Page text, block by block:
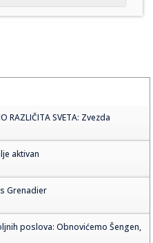
RAZLIČITA SVETA: Zvezda
aktivan
Grenadier
poslova: Obnovićemo Šengen,